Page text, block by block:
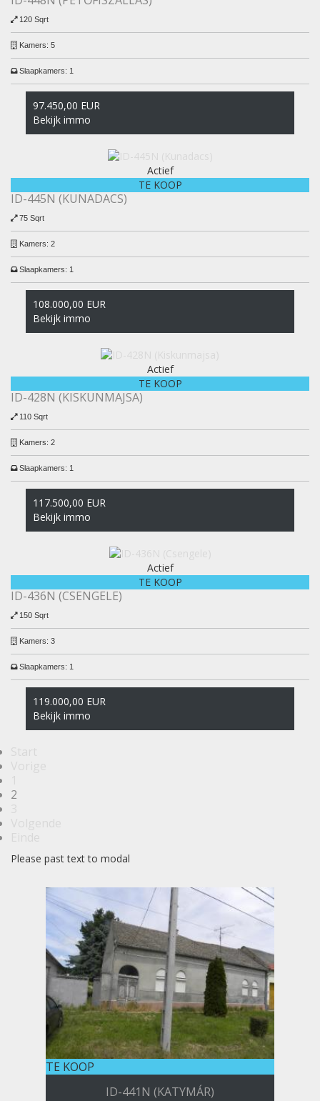
120 Sqrt
Kamers: 5
Slaapkamers: 1
97.450,00 EUR
Bekijk immo
Actief
TE KOOP
ID-445N (KUNADACS)
75 Sqrt
Kamers: 2
Slaapkamers: 1
108.000,00 EUR
Bekijk immo
Actief
TE KOOP
ID-428N (KISKUNMAJSA)
110 Sqrt
Kamers: 2
Slaapkamers: 1
117.500,00 EUR
Bekijk immo
Actief
TE KOOP
ID-436N (CSENGELE)
150 Sqrt
Kamers: 3
Slaapkamers: 1
119.000,00 EUR
Bekijk immo
2
Please past text to modal
TE KOOP
ID-441N (KATYMÁR)